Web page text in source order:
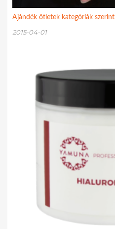
Ajándék ötletek kategóriák szerint
2015-04-01